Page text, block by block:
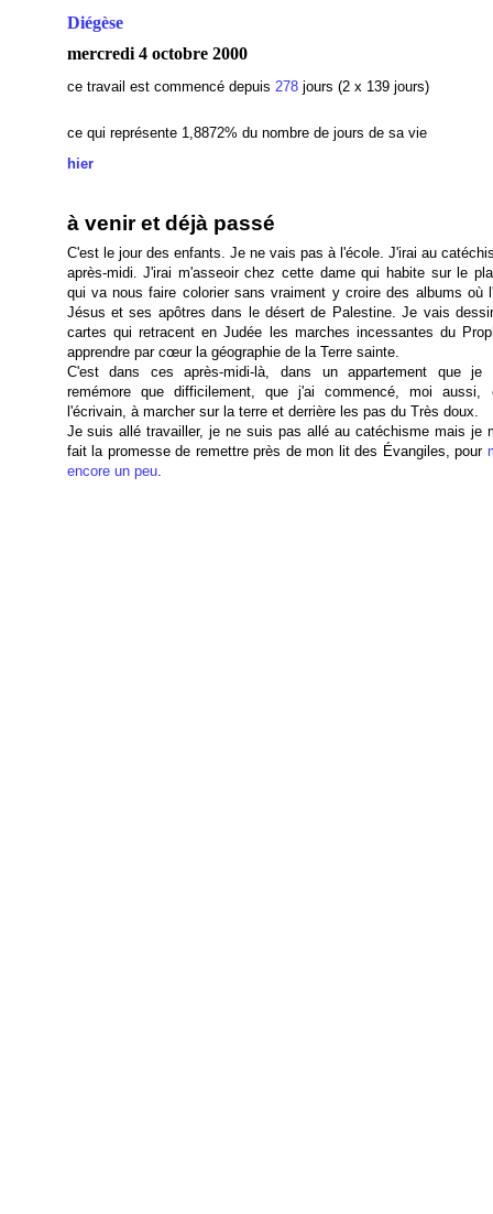
Diégèse
mercredi 4 octobre 2000
ce travail est commencé depuis 278jours (2 x 139 jours)
ce qui représente 1,8872% du nombre de jours de sa vie
hier
à venir et déjà passé
C'est le jour des enfants. Je ne vais pas à l'école. J'irai au
après-midi. J'irai m'asseoir chez cette dame qui habite sur le
qui va nous faire colorier sans vraiment y croire des albums où
Jésus et ses apôtres dans le désert de Palestine. Je vais
cartes qui retracent en Judée les marches incessantes du
apprendre par cœur la géographie de la Terre sainte.
C'est dans ces après-midi-là, dans un appartement que je
remémore que difficilement, que j'ai commencé, moi aussi,
l'écrivain, à marcher sur la terre et derrière les pas du Très doux.
Je suis allé travailler, je ne suis pas allé au catéchisme mais je
fait la promesse de remettre près de mon lit des Évangiles, pour
encore un peu.